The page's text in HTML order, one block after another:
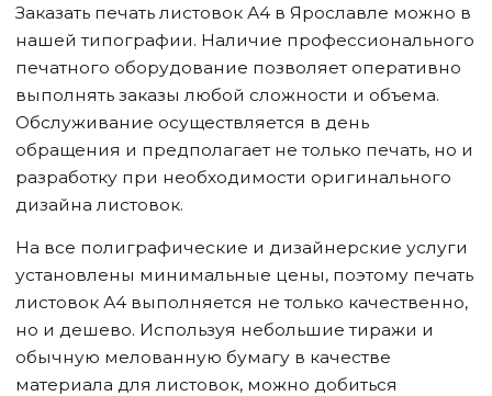
Заказать печать листовок А4 в Ярославле можно в
нашей типографии. Наличие профессионального
печатного оборудование позволяет оперативно
выполнять заказы любой сложности и объема.
Обслуживание осуществляется в день
обращения и предполагает не только печать, но и
разработку при необходимости оригинального
дизайна листовок.
На все полиграфические и дизайнерские услуги
установлены минимальные цены, поэтому печать
листовок А4 выполняется не только качественно,
но и дешево. Используя небольшие тиражи и
обычную мелованную бумагу в качестве
материала для листовок, можно добиться